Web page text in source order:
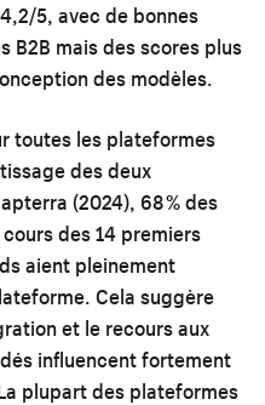
5, avec de bonnes
B2B mais des scores plus
des modèles.
toutes les plateformes
des deux
(2024), 68 % des
des 14 premiers
aient pleinement
Cela suggère
et le recours aux
influencent fortement
plupart des plateformes